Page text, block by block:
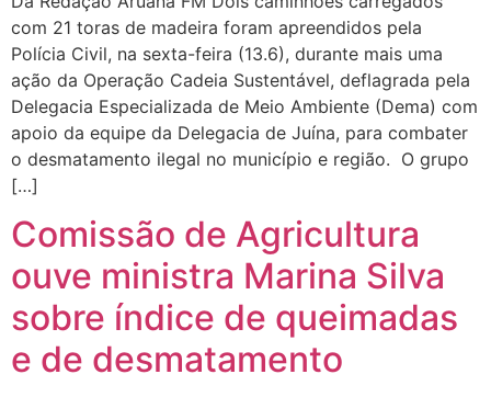
com 21 toras de madeira foram apreendidos pela
Polícia Civil, na sexta-feira (13.6), durante mais uma
ação da Operação Cadeia Sustentável, deflagrada pela
Delegacia Especializada de Meio Ambiente (Dema) com
apoio da equipe da Delegacia de Juína, para combater
o desmatamento ilegal no município e região. O grupo
[…]
Comissão de Agricultura
ouve ministra Marina Silva
sobre índice de queimadas
e de desmatamento